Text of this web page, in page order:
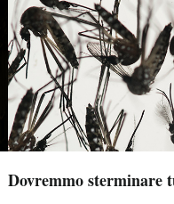
Dovremmo sterminare